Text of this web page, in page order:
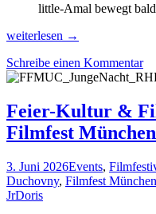
little-Amal bewegt
Ein
der
Empathie
über
dem
Tollwood
weiterlesen →
Schreibe einen Kommentar
Feier-Kultur &
Filmfest München
3. Juni 2026Events,
Duchovny, Filmfest München
JrDoris